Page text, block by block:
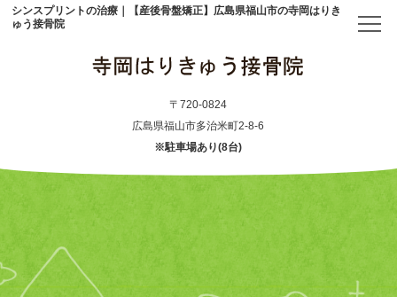
シンスプリントの治療｜【産後骨盤矯正】広島県福山市の寺岡はりき
ゅう接骨院
〒720-0824
広島県福山市多治米町2-8-6
※駐車場あり(8台)
初めての方へ
アクセス